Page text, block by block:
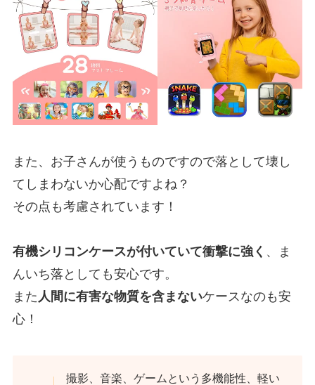
また、お子さんが使うものですので落として壊し
てしまわないか心配ですよね？
その点も考慮されています！
有機シリコンケースが付いていて衝撃に強く 、ま
んいち落としても安心です。
また 人間に有害な物質を含まないケースなのも安
心！
撮影、音楽、ゲームという多機能性、軽い